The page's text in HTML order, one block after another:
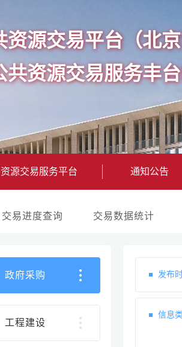
资源交易平台（北
共资源交易服务丰
源交易服务平台 通知公告
交易进度查询 交易数据统计
政府采购
工程建设
发布
信息